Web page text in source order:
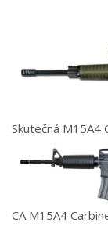
Skutečná M15A4
CA M15A4